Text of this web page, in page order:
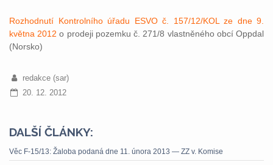
Rozhodnutí Kontrolního úřadu ESVO č. 157/12/KOL ze dne 9.
května 2012 o prodeji pozemku č. 271/8 vlastněného obcí Oppdal
(Norsko)
redakce (sar)
20. 12. 2012
DALŠÍ ČLÁNKY:
Věc F-15/13: Žaloba podaná dne 11. února 2013 — ZZ v. Komise